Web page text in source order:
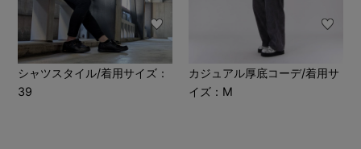
シャツスタイル/着用サイズ：
39
カジュアル厚底コーデ/着用サ
イズ：M